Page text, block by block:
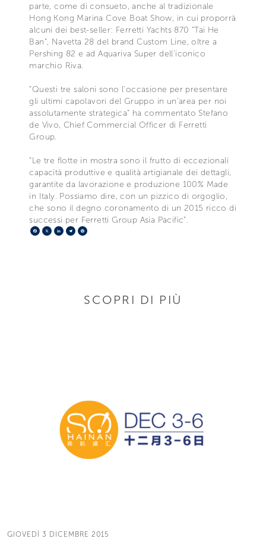
parte, come di consueto, anche al tradizionale
Hong Kong Marina Cove Boat Show, in cui proporrà
alcuni dei best-seller: Ferretti Yachts 870 “Tai He
Ban”, Navetta 28 del brand Custom Line, oltre a
Pershing 82 e ad Aquariva Super dell’iconico
marchio Riva.
“Questi tre saloni sono l’occasione per presentare
gli ultimi capolavori del Gruppo in un’area per noi
assolutamente strategica” ha commentato Stefano
de Vivo, Chief Commercial Officer di Ferretti
Group.
“Le tre flotte in mostra sono il frutto di eccezionali
capacità produttive e qualità artigianale dei dettagli,
garantite da lavorazione e produzione 100% Made
in Italy. Possiamo dire, con un pizzico di orgoglio,
che sono il degno coronamento di un 2015 ricco di
successi per Ferretti Group Asia Pacific”.
Facebook
X LinkedIn
Telegram
SCOPRI DI PIÙ
GIOVEDÌ 3 DICEMBRE 2015